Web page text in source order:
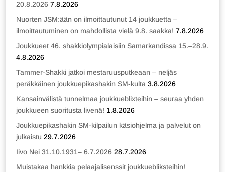
20.8.2026 7.8.2026
Nuorten JSM:ään on ilmoittautunut 14 joukkuetta –
ilmoittautuminen on mahdollista vielä 9.8. saakka! 7.8.2026
Joukkueet 46. shakkiolympialaisiin Samarkandissa 15.–28.9.
4.8.2026
Tammer-Shakki jatkoi mestaruusputkeaan – neljäs
peräkkäinen joukkuepikashakin SM-kulta 3.8.2026
Kansainvälistä tunnelmaa joukkueblixteihin – seuraa yhden
joukkueen suoritusta livenä! 1.8.2026
Joukkuepikashakin SM-kilpailun käsiohjelma ja palvelut on
julkaistu 29.7.2026
Iivo Nei 31.10.1931– 6.7.2026 28.7.2026
Muistakaa hankkia pelaajalisenssit joukkuebliksteihin!